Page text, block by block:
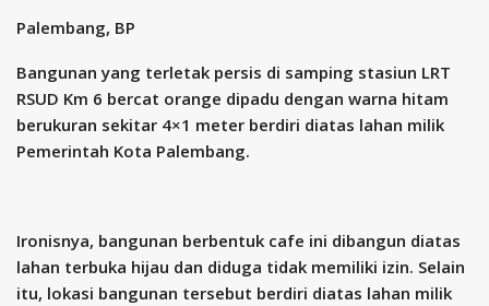
Palembang, BP
Bangunan yang terletak persis di samping stasiun LRT
RSUD Km 6 bercat orange dipadu dengan warna hitam
berukuran sekitar 4×1 meter berdiri diatas lahan milik
Pemerintah Kota Palembang.
Ironisnya, bangunan berbentuk cafe ini dibangun diatas
lahan terbuka hijau dan diduga tidak memiliki izin. Selain
itu, lokasi bangunan tersebut berdiri diatas lahan milik